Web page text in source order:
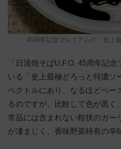
45周年記念プレミアムの「史上
「日清焼そばU.F.O. 45周年記
いる「史上最極どろっと特濃ソ
ベクトルにあり、なるほどベー
るのですが、比較して色が黒く
常品には含まれない粒状のガー
が凄まじく、香味野菜特有の辛